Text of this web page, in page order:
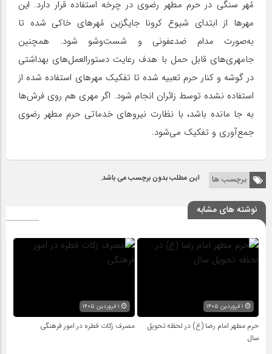
مُهر سنگی در حرم مطهر رضوی در چرخه استفاده قرار دارد. این
مهرها از ابتدای شیوع کرونا جایگزین مُهرهای خاکی شده تا
به‌صورت مدام ضدعفونی و شست‌‌وشو شود. همچنین
جامهری‌های قابل حمل با هدف رعایت دستورالعمل‌های بهداشتی
در گوشه و کنار حرم تعبیه شده تا تفکیک مهرهای استفاده شده از
استفاده نشده توسط زائران انجام شود. اگر مهری هم روی فرش‌ها
به جا مانده باشد، با نظارت نیروهای خدماتی حرم مطهر رضوی
جمع‌آوری و تفکیک می‌شود.
برچسب ها این مطلب بدون برچسب می باشد.
نوشته های مشابه
حرم مطهر امام رضا (ع) در لحظه تحویل
سال
مصرف زکات فطره در امور فرهنگی